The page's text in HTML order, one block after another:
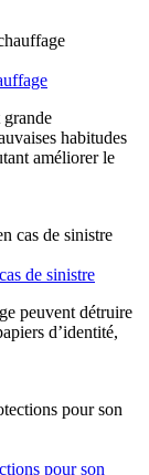
grande
habitudes
améliorer le
de sinistre
peuvent détruire
d’identité,
pour son